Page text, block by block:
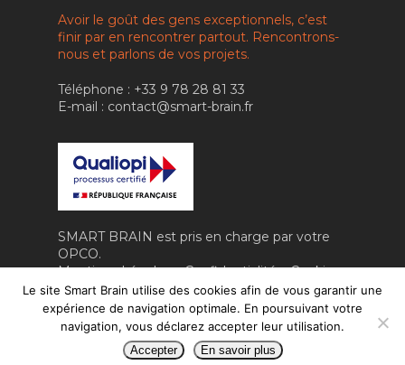
Avoir le goût des gens exceptionnels, c’est
finir par en rencontrer partout. Rencontrons-
nous et parlons de vos projets.
Téléphone : +33 9 78 28 81 33
E-mail : contact@smart-brain.fr
SMART BRAIN est pris en charge par votre
OPCO.
Mentions Légales–Confidentialité–Cookies
Fait avec amour parNuméria
Communication
FORMATION
Le site Smart Brain utilise des cookies afin de vous garantir une
expérience de navigation optimale. En poursuivant votre
navigation, vous déclarez accepter leur utilisation.
Accepter En savoir plus